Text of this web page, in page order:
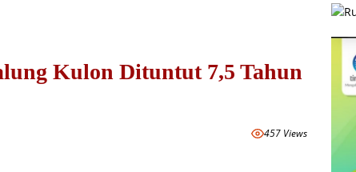
Kulon Dituntut 7,5 Tahun
457 Views